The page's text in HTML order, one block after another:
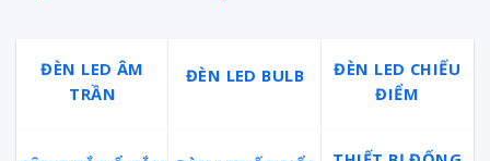
ĐÈN LED ÂM
TRẦN
ĐÈN LED BULB
ĐÈN LED CHIẾU
ĐIỂM